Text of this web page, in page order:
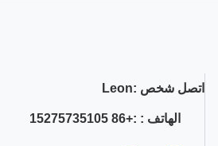
اتصل شخص :Leon
الهاتف : :+86 15275735105